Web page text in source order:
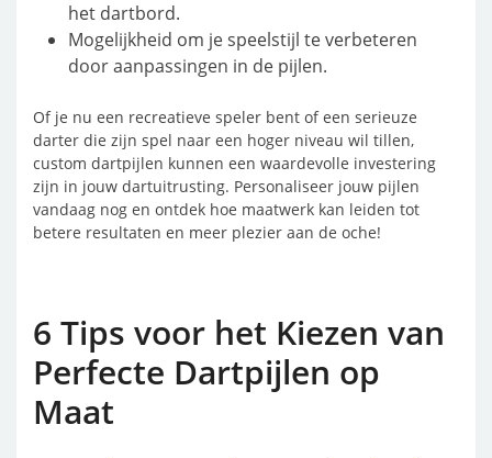
het dartbord.
Mogelijkheid om je speelstijl te verbeteren
door aanpassingen in de pijlen.
Of je nu een recreatieve speler bent of een serieuze
darter die zijn spel naar een hoger niveau wil tillen,
custom dartpijlen kunnen een waardevolle investering
zijn in jouw dartuitrusting. Personaliseer jouw pijlen
vandaag nog en ontdek hoe maatwerk kan leiden tot
betere resultaten en meer plezier aan de oche!
6 Tips voor het Kiezen van
Perfecte Dartpijlen op
Maat